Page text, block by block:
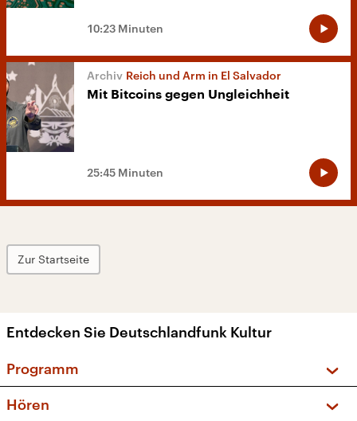
10:23 Minuten
Reich und Arm in El Salvador
Mit Bitcoins gegen Ungleichheit
25:45 Minuten
Zur Startseite
Entdecken Sie Deutschlandfunk Kultur
Programm
Hören